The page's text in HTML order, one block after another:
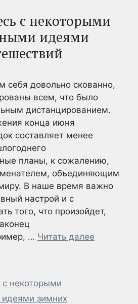
с некоторыми
идеями
себя довольно скованно,
всем, что было
дистанцированием.
конца июня
составляет менее
планы, к сожалению,
объединяющим
В наше время важно
настрой и с
того, что произойдет,
… Читать далее
с некоторыми
зимних